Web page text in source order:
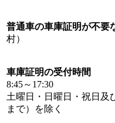
普通車の車庫証明が不要
村）
車庫証明の受付時間
8:45～17:30
土曜日・日曜日・祝日及
まで）を除く